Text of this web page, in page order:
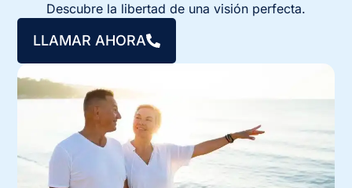
Descubre la libertad de una visión perfecta.
LLAMAR AHORA